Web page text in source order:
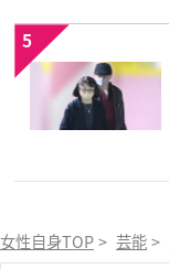
5
女性自身TOP > 芸能 >